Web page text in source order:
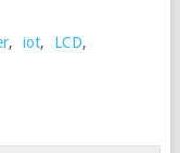
, iot, LCD,